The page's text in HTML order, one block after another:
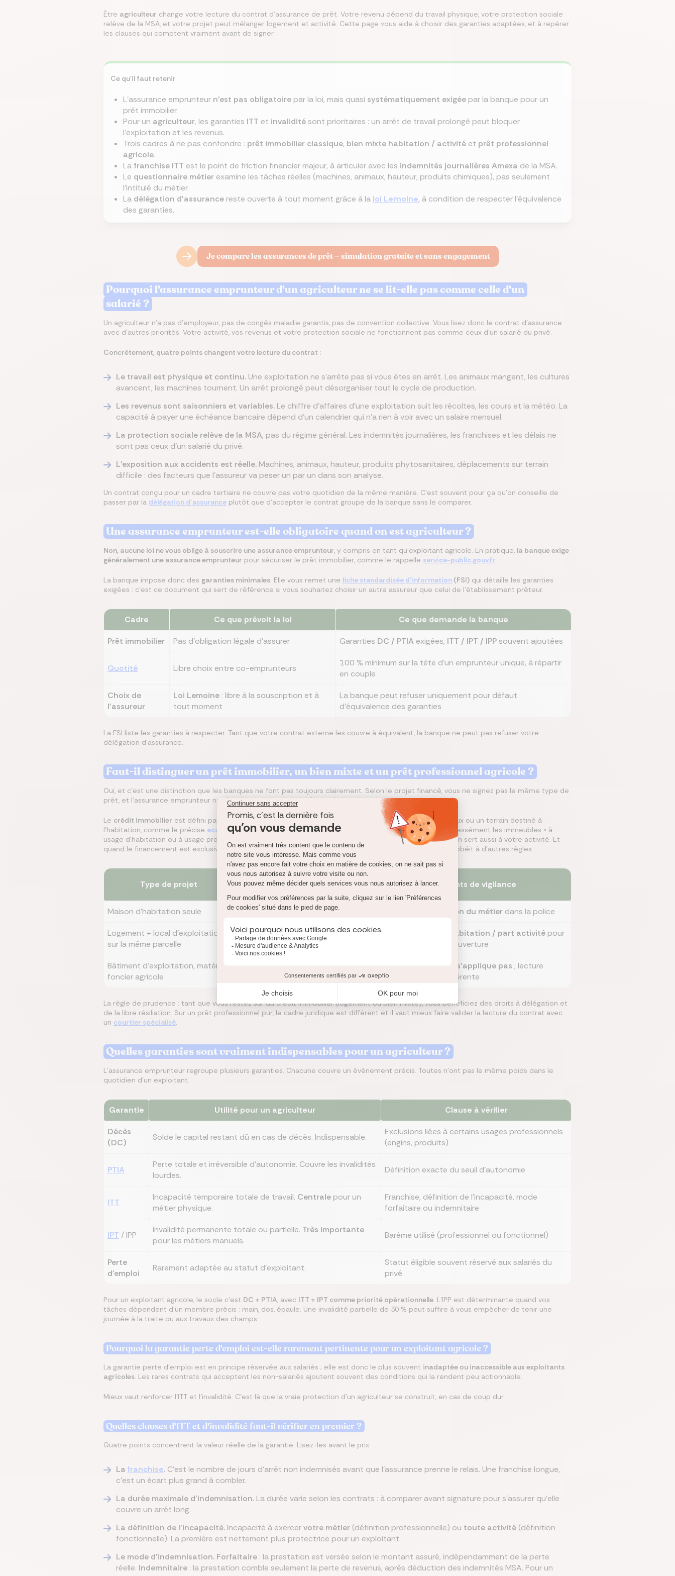
Économisez jusqu’à 250 €/mois
en changeant d’assurance de
Trouvez le meilleur taux
Économisez jusqu’à 456 €/an
Comparez les meilleures
assurances du marché au
Trouvez la meilleure assurance
Être agriculteur change votre lecture du contrat d'assurance de prêt. Votre revenu dépend du travail physique, votre protection sociale
relève de la MSA, et votre projet peut mélanger logement et activité. Cette page vous aide à choisir des garanties adaptées, et à repérer
les clauses qui comptent vraiment avant de signer.
Ce qu'il faut retenir
L'assurance emprunteur n'est pas obligatoirepar la loi, mais quasi systématiquement exigéepar la banque pour un
prêt immobilier.
Pour un agriculteur, les garanties ITT et invaliditésont prioritaires : un arrêt de travail prolongé peut bloquer
l'exploitation et les revenus.
Trois cadres à ne pas confondre : prêt immobilier classique, bien mixte habitation / activitéet prêt professionnel
agricole.
La franchise ITT est le point de friction financier majeur, à articuler avec les indemnités journalières Amexa de la MSA.
Le questionnaire métierexamine les tâches réelles (machines, animaux, hauteur, produits chimiques), pas seulement
l'intitulé du métier.
La délégation d'assurancereste ouverte à tout moment grâce à la loi Lemoine, à condition de respecter l'équivalence
des garanties.
Je compare les assurances de prêt — simulation gratuite et sans engagement
Pourquoi l'assurance emprunteur d'un agriculteur ne se lit-elle pas comme celle d'un
salarié ?
Un agriculteur n'a pas d'employeur, pas de congés maladie garantis, pas de convention collective. Vous lisez donc le contrat d'assurance
avec d'autres priorités. Votre activité, vos revenus et votre protection sociale ne fonctionnent pas comme ceux d'un salarié du privé.
Concrètement, quatre points changent votre lecture du contrat :
Le travail est physique et continu.Une exploitation ne s'arrête pas si vous êtes en arrêt. Les animaux mangent, les cultures
avancent, les machines tournent. Un arrêt prolongé peut désorganiser tout le cycle de production.
Les revenus sont saisonniers et variables.Le chiffre d'affaires d'une exploitation suit les récoltes, les cours et la météo. La
capacité à payer une échéance bancaire dépend d'un calendrier qui n'a rien à voir avec un salaire mensuel.
La protection sociale relève de la MSA, pas du régime général. Les indemnités journalières, les franchises et les délais ne
sont pas ceux d'un salarié du privé.
L'exposition aux accidents est réelle.Machines, animaux, hauteur, produits phytosanitaires, déplacements sur terrain
difficile : des facteurs que l'assureur va peser un par un dans son analyse.
Un contrat conçu pour un cadre tertiaire ne couvre pas votre quotidien de la même manière. C'est souvent pour ça qu'on conseille de
passer par la délégation d’assurance plutôt que d'accepter le contrat groupe de la banque sans le comparer.
Une assurance emprunteur est-elle obligatoire quand on est agriculteur ?
Non, aucune loi ne vous oblige à souscrire une assurance emprunteur, y compris en tant qu'exploitant agricole. En pratique, la banque exige
généralement une assurance emprunteur pour sécuriser le prêt immobilier, comme le rappelle service-public.gouv.fr.
La banque impose donc des garanties minimales. Elle vous remet une fiche standardisée d’information (FSI) qui détaille les garanties
exigées : c'est ce document qui sert de référence si vous souhaitez choisir un autre assureur que celui de l'établissement prêteur.
Cadre Ce que prévoit la loi Ce que demande la banque
Prêt immobilier Pas d'obligation légale d'assurer Garanties DC / PTIA exigées, ITT / IPT / IPPsouvent ajoutées
Quotité Libre choix entre co-emprunteurs
100 % minimum sur la tête d'un emprunteur unique, à répartir
en couple
Choix de
l'assureur
Loi Lemoine : libre à la souscription et à
tout moment
La banque peut refuser uniquement pour défaut
d'équivalence des garanties
La FSI liste les garanties à respecter. Tant que votre contrat externe les couvre à équivalent, la banque ne peut pas refuser votre
délégation d'assurance.
Faut-il distinguer un prêt immobilier, un bien mixte et un prêt professionnel agricole ?
Oui, et c'est une distinction que les banques ne font pas toujours clairement. Selon le projet financé, vous ne signez pas le même type de
prêt, et l'assurance emprunteur ne s'applique pas avec les mêmes droits.
Le crédit immobilier est défini par le Code de la consommation. Il sert à financer un logement, des travaux ou un terrain destiné à
l'habitation, comme le précise economie.gouv.fr. L'article L. 313-1 du Code de la consommation vise expressément les immeubles « à
usage d'habitation ou à usage professionnel et d'habitation », ce qui couvre le cas du
bien mixteoù le bien sert aussi à votre activité. Et
quand le financement est exclusivement professionnel, on entre dans leprêt professionnel agricole , qui obéit à d'autres règles.
Type de projet Type de prêt
Garanties
Points de vigilance
Maison d'habitation seule Prêt immobilier DC, PTIA, ITT, IPT définition du métier dans la police
Logement + local d'exploitation
sur la même parcelle
Prêt immobilier à
usage mixte
DC, PTIA, ITT
renforcée
part habitation / part activité pour
la fiscalité et la couverture
Bâtiment d'exploitation, matériel,
foncier agricole
au cadre pro
ne s'applique pas ; lecture
contractuelle différente
La règle de prudence : tant que vous restez sur du crédit immobilier (logement ou bien mixte), vous bénéficiez des droits à délégation et
de la libre résiliation. Sur un prêt professionnel pur, le cadre juridique est différent et il vaut mieux faire valider la lecture du contrat avec
un courtier spécialisé.
Quelles garanties sont vraiment indispensables pour un agriculteur ?
L'assurance emprunteur regroupe plusieurs garanties. Chacune couvre un événement précis. Toutes n'ont pas le même poids dans le
quotidien d'un exploitant.
Garantie Utilité pour un agriculteur Clause à vérifier
Décès
(DC)
Solde le capital restant dû en cas de décès. Indispensable.
Exclusions liées à certains usages professionnels
(engins, produits)
PTIA
Perte totale et irréversible d'autonomie. Couvre les invalidités
lourdes.
Définition exacte du seuil d'autonomie
ITT
Incapacité temporaire totale de travail. Centrale pour un
métier physique.
Franchise, définition de l'incapacité, mode
forfaitaire ou indemnitaire
IPT / IPP
Invalidité permanente totale ou partielle. Très importante
pour les métiers manuels.
Barème utilisé (professionnel ou fonctionnel)
Perte
d'emploi
Rarement adaptée au statut d'exploitant.
Statut éligible souvent réservé aux salariés du
privé
Pour un exploitant agricole, le socle c'est DC + PTIA, avec ITT + IPT comme priorité opérationnelle. L'IPP est déterminante quand vos
tâches dépendent d'un membre précis : main, dos, épaule. Une invalidité partielle de 30 % peut suffire à vous empêcher de tenir une
journée à la traite ou aux travaux des champs.
Pourquoi la garantie perte d'emploi est-elle rarement pertinente pour un exploitant agricole ?
La garantie perte d'emploi est en principe réservée aux salariés ; elle est donc le plus souvent inadaptée ou inaccessible aux exploitants
agricoles. Les rares contrats qui acceptent les non-salariés ajoutent souvent des conditions qui la rendent peu actionnable.
Mieux vaut renforcer l'ITT et l'invalidité. C'est là que la vraie protection d'un agriculteur se construit, en cas de coup dur.
Quelles clauses d'ITT et d'invalidité faut-il vérifier en premier ?
Quatre points concentrent la valeur réelle de la garantie. Lisez-les avant le prix.
La franchise.C'est le nombre de jours d'arrêt non indemnisés avant que l'assurance prenne le relais. Une franchise longue,
c'est un écart plus grand à combler.
La durée maximale d'indemnisation.La durée varie selon les contrats : à comparer avant signature pour s'assurer qu'elle
couvre un arrêt long.
La définition de l'incapacité.Incapacité à exercervotre métier(définition professionnelle) ou toute activité(définition
fonctionnelle). La première est nettement plus protectrice pour un exploitant.
Le mode d'indemnisation. Forfaitaire: la prestation est versée selon le montant assuré, indépendamment de la perte
réelle. Indemnitaire: la prestation comble seulement la perte de revenus, après déduction des indemnités MSA. Pour un